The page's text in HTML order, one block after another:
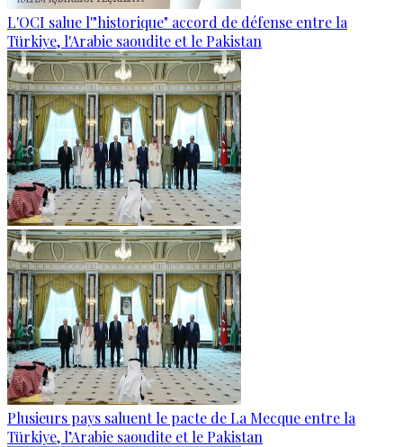
L'OCI salue l'"historique" accord de défense entre la
Türkiye, l'Arabie saoudite et le Pakistan
Plusieurs pays saluent le pacte de La Mecque entre la
Türkiye, l’Arabie saoudite et le Pakistan